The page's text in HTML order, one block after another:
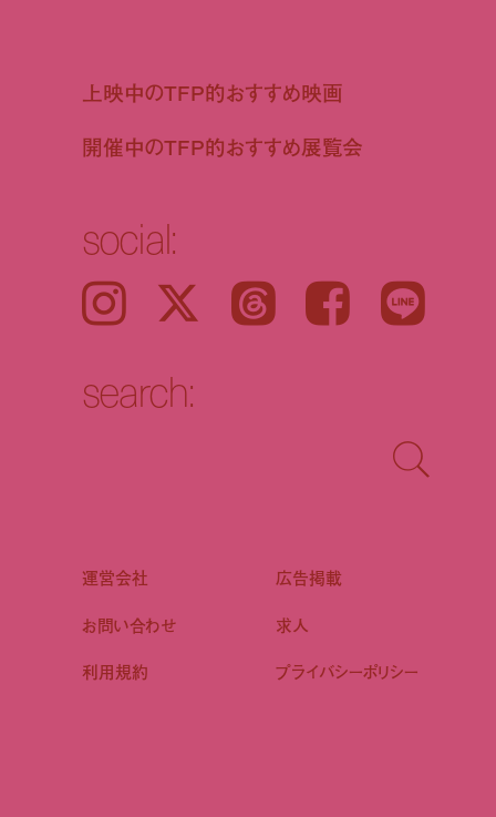
上映中のTFP的おすすめ映画
開催中のTFP的おすすめ展覧会
social:
Instagram 𝕏 Threads Facebook LINE
search:
運営会社
広告掲載
お問い合わせ
求人
利用規約 プライバシーポリシー